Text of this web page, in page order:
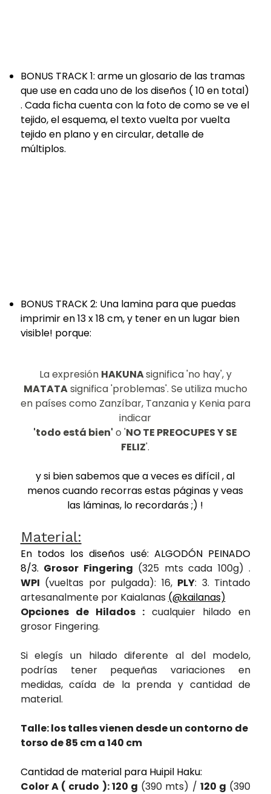
BONUS TRACK 1: arme un glosario de las tramas
que use en cada uno de los diseños ( 10 en total)
. Cada ficha cuenta con la foto de como se ve el
tejido, el esquema, el texto vuelta por vuelta
tejido en plano y en circular, detalle de
múltiplos.
BONUS TRACK 2: Una lamina para que puedas
imprimir en 13 x 18 cm, y tener en un lugar bien
visible! porque:
La expresión HAKUNAsignifica 'no hay', y
MATATAsignifica 'problemas'. Se utiliza mucho
en países como Zanzíbar, Tanzania y Kenia para
indicar
'todo está bien' o 'NO TE PREOCUPES Y SE
FELIZ'.
y si bien sabemos que a veces es difícil , al
menos cuando recorras estas páginas y veas
las láminas, lo recordarás ;) !
Material:
En todos los diseños usé: ALGODÓN PEINADO
8/3. Grosor Fingering (325 mts cada 100g) .
WPI (vueltas por pulgada): 16, PLY: 3. Tintado
artesanalmente por Kaialanas (@kailanas)
Opciones de Hilados : cualquier hilado en
grosor Fingering.
Si elegís un hilado diferente al del modelo,
podrías tener pequeñas variaciones en
medidas, caída de la prenda y cantidad de
material.
Talle: los talles vienen desde un contorno de
torso de 85 cm a 140 cm
Cantidad de material para Huipil Haku:
Color A ( crudo ): 120 g (390 mts) / 120 g (390